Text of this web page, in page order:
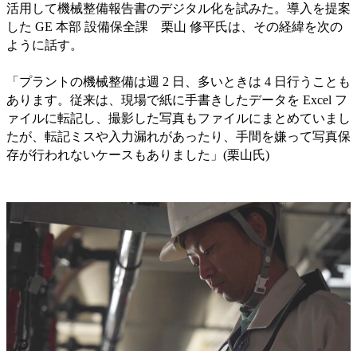
活用して機械整備報告書のデジタル化を試みた。導入を提案
した GE 本部 設備保全課 栗山 修平氏は、その経緯を次の
ように話す。
「プラントの機械整備は週 2 日、多いときは 4 日行うことも
あります。従来は、現場で紙に手書きしたデータを Excel フ
ァイルに転記し、撮影した写真もファイルにまとめていまし
たが、転記ミスや入力漏れがあったり、手間を嫌って写真保
存が行われないケースもありました」(栗山氏)